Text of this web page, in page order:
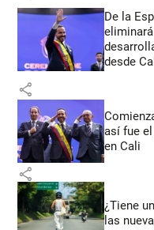
De la
desde
share
así fue
en Cali
share
¿Tiene
las